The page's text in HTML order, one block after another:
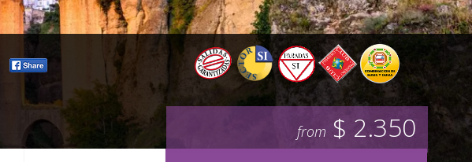
from $ 2.350